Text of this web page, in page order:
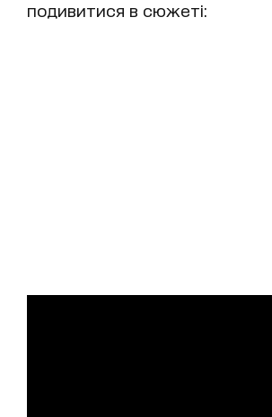
подивитися в сюжеті: